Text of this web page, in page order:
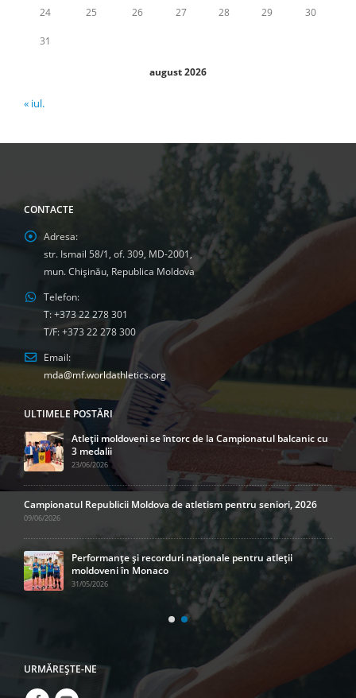
august 2026
24 25 26 27 28 29 30
31
« iul.
CONTACTE
Adresa:
str. Ismail 58/1, of. 309, MD-2001,
mun. Chişinău, Republica Moldova
Telefon:
T: +373 22 278 301
T/F: +373 22 278 300
Email:
mda@mf.worldathletics.org
ULTIMELE POSTĂRI
Atleții moldoveni se întorc de la Campionatul balcanic cu
3 medalii
23/06/2026
Campionatul Republicii Moldova de atletism pentru seniori, 2026
09/06/2026
Performanțe și recorduri naționale pentru atleții
moldoveni în Monaco
31/05/2026
URMĂREŞTE-NE